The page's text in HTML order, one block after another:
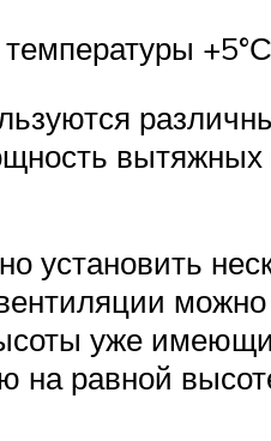
установить
уже
на равной